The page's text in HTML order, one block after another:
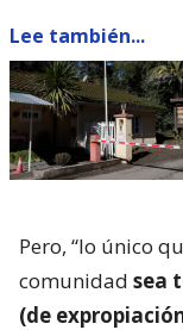
Lee también...
Pero, “lo único
comunidad sea
(de